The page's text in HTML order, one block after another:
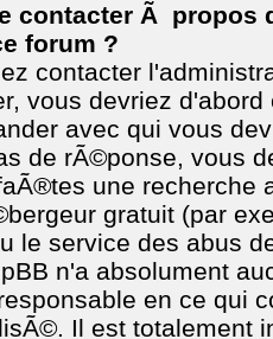
contacter Ã propos
forum ?
contacter
vous devriez
avec qui vous
de rÃ©ponse, vous
une recherche
gratuit (par
le service des abus
n'a absolument
en ce qui
Il est totalement